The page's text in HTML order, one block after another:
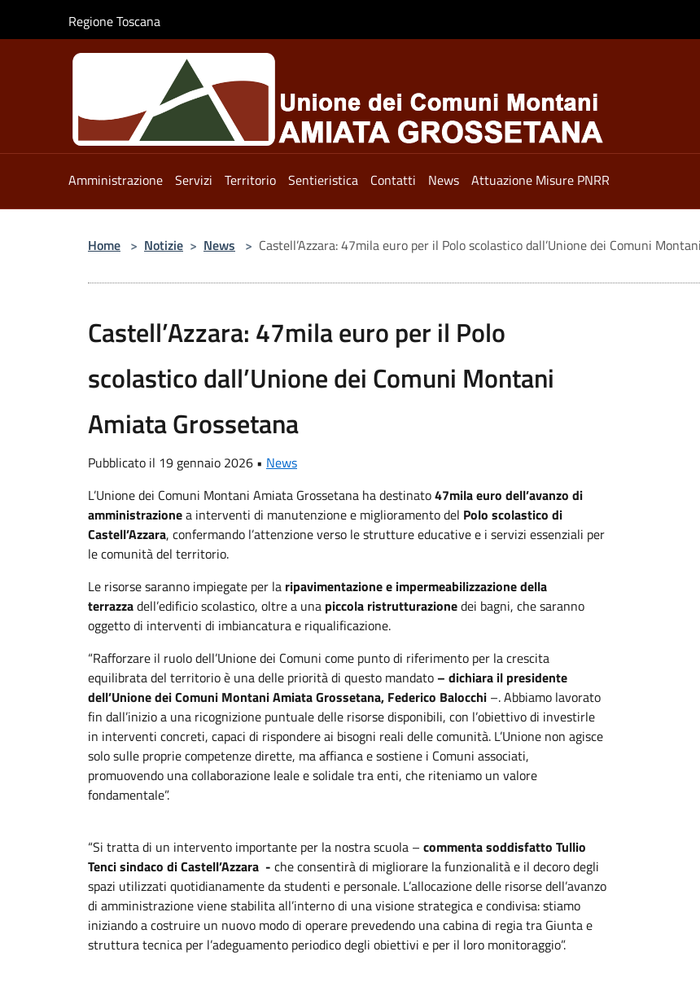
Regione Toscana
Amministrazione Servizi Territorio Sentieristica Contatti News Attuazione Misure PNRR
Home > Notizie > News > Castell’Azzara: 47mila euro per il Polo scolastico dall’Unione dei Comuni
Castell’Azzara: 47mila euro per il Polo
scolastico dall’Unione dei Comuni Montani
Amiata Grossetana
Pubblicato il 19 gennaio 2026 • News
L’Unione dei Comuni Montani Amiata Grossetana ha destinato47mila euro dell’avanzo di
amministrazionea interventi di manutenzione e miglioramento del Polo scolastico di
Castell’Azzara, confermando l’attenzione verso le strutture educative e i servizi essenziali per
le comunità del territorio.
Le risorse saranno impiegate per la ripavimentazione e impermeabilizzazione della
terrazzadell’edificio scolastico, oltre a una piccola ristrutturazionedei bagni, che saranno
oggetto di interventi di imbiancatura e riqualificazione.
“Rafforzare il ruolo dell’Unione dei Comuni come punto di riferimento per la crescita
equilibrata del territorio è una delle priorità di questo mandato – dichiara il presidente
dell’Unione dei Comuni Montani Amiata Grossetana, Federico Balocchi –. Abbiamo lavorato
fin dall’inizio a una ricognizione puntuale delle risorse disponibili, con l’obiettivo di investirle
in interventi concreti, capaci di rispondere ai bisogni reali delle comunità. L’Unione non agisce
solo sulle proprie competenze dirette, ma affianca e sostiene i Comuni associati,
promuovendo una collaborazione leale e solidale tra enti, che riteniamo un valore
fondamentale”.
“Si tratta di un intervento importante per la nostra scuola – commenta soddisfatto Tullio
Tenci sindaco di Castell’Azzara - che consentirà di migliorare la funzionalità e il decoro degli
spazi utilizzati quotidianamente da studenti e personale. L’allocazione delle risorse dell’avanzo
di amministrazione viene stabilita all’interno di una visione strategica e condivisa: stiamo
iniziando a costruire un nuovo modo di operare prevedendo una cabina di regia tra Giunta e
struttura tecnica per l’adeguamento periodico degli obiettivi e per il loro monitoraggio”.